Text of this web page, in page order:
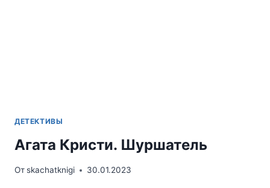
ДЕТЕКТИВЫ
Агата Кристи. Шуршатель
Отskachatknigi 30.01.2023